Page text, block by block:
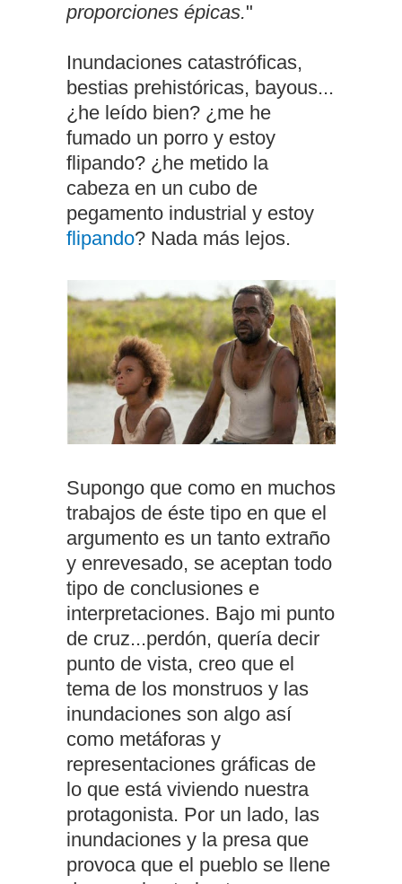
proporciones épicas."
Inundaciones catastróficas,
bestias prehistóricas, bayous...
¿he leído bien? ¿me he
fumado un porro y estoy
flipando? ¿he metido la
cabeza en un cubo de
pegamento industrial y estoy
flipando? Nada más lejos.
Supongo que como en muchos
trabajos de éste tipo en que el
argumento es un tanto extraño
y enrevesado, se aceptan todo
tipo de conclusiones e
interpretaciones. Bajo mi punto
de cruz...perdón, quería decir
punto de vista, creo que el
tema de los monstruos y las
inundaciones son algo así
como metáforas y
representaciones gráficas de
lo que está viviendo nuestra
protagonista. Por un lado, las
inundaciones y la presa que
provoca que el pueblo se llene